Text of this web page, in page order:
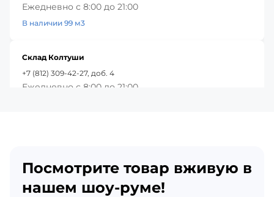
Ежедневно с 8:00 до 21:00
В наличии 99 м3
Склад Колтуши
+7 (812) 309-42-27, доб. 4
Ежедневно с 8:00 до 21:00
Ежедневно с 8:00 до 21:00
В наличии 73 м3
Посмотрите товар вживую в
нашем шоу-руме!